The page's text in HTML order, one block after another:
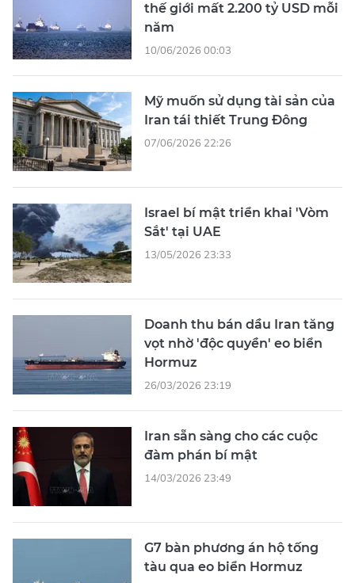
thế giới mất 2.200 tỷ USD mỗi
năm
10/06/2026 00:03
Mỹ muốn sử dụng tài sản của
Iran tái thiết Trung Đông
07/06/2026 22:26
Israel bí mật triển khai 'Vòm
Sắt' tại UAE
13/05/2026 23:33
Doanh thu bán dầu Iran tăng
vọt nhờ 'độc quyền' eo biển
Hormuz
26/03/2026 23:19
Iran sẵn sàng cho các cuộc
đàm phán bí mật
14/03/2026 23:49
G7 bàn phương án hộ tống
tàu qua eo biển Hormuz